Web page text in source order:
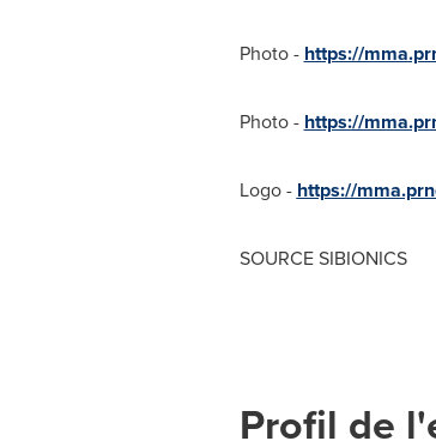
Photo - https://
Photo - https://
Logo - https://
SOURCE SIBIONICS
Profil de